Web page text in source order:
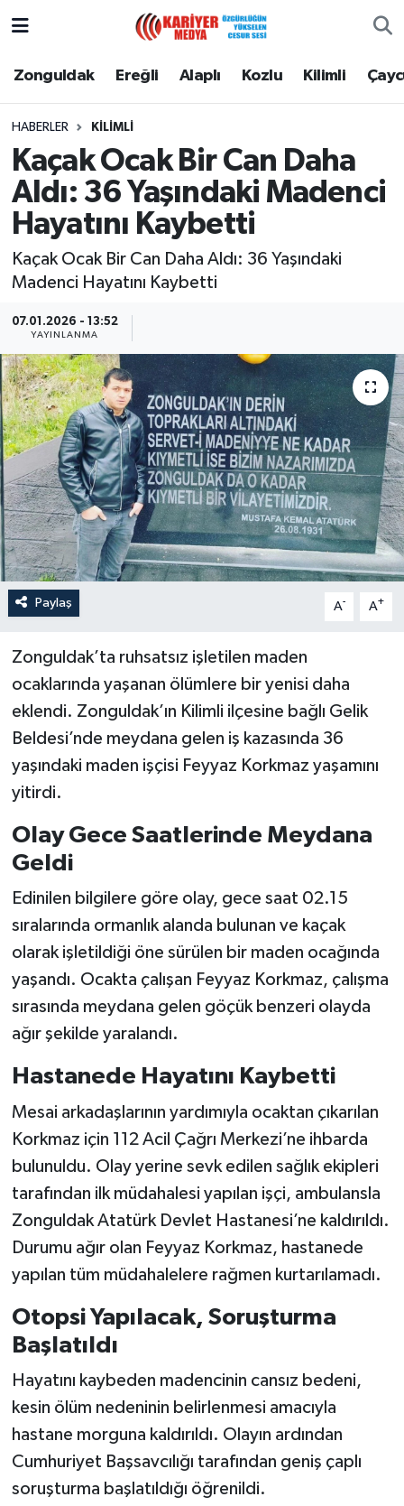
Zonguldak Ereğli Alaplı Kozlu Kilimli
HABERLER KILIMLI
Kaçak Ocak Bir Can Daha
Aldı: 36 Yaşındaki Madenci
Hayatını Kaybetti
Kaçak Ocak Bir Can Daha Aldı: 36 Yaşındaki
Madenci Hayatını Kaybetti
07.01.2026 - 13:52
YAYINLANMA
Paylaş A- A+
Zonguldak’ta ruhsatsız işletilen maden
ocaklarında yaşanan ölümlere bir yenisi daha
eklendi. Zonguldak’ın Kilimli ilçesine bağlı Gelik
Beldesi’nde meydana gelen iş kazasında 36
yaşındaki maden işçisi Feyyaz Korkmaz yaşamını
yitirdi.
Olay Gece Saatlerinde Meydana
Geldi
Edinilen bilgilere göre olay, gece saat 02.15
sıralarında ormanlık alanda bulunan ve kaçak
olarak işletildiği öne sürülen bir maden ocağında
yaşandı. Ocakta çalışan Feyyaz Korkmaz, çalışma
sırasında meydana gelen göçük benzeri olayda
ağır şekilde yaralandı.
Hastanede Hayatını Kaybetti
Mesai arkadaşlarının yardımıyla ocaktan çıkarılan
Korkmaz için 112 Acil Çağrı Merkezi’ne ihbarda
bulunuldu. Olay yerine sevk edilen sağlık ekipleri
tarafından ilk müdahalesi yapılan işçi, ambulansla
Zonguldak Atatürk Devlet Hastanesi’ne kaldırıldı.
Durumu ağır olan Feyyaz Korkmaz, hastanede
yapılan tüm müdahalelere rağmen kurtarılamadı.
Otopsi Yapılacak, Soruşturma
Başlatıldı
Hayatını kaybeden madencinin cansız bedeni,
kesin ölüm nedeninin belirlenmesi amacıyla
hastane morguna kaldırıldı. Olayın ardından
Cumhuriyet Başsavcılığı tarafından geniş çaplı
soruşturma başlatıldığı öğrenildi.
Zonguldak
Alaplı
Kozlu
Kilimli
Devrek
Özel
Mesaj
Dergim
Ulusal
Zonguldak Nöbetçi Eczaneler
Zonguldak Namaz Vakitleri
Zonguldak Trafik Yoğunluk Haritası
Puan Durumu ve Fikstür
Son Dakika Haberleri
Haber Arşivi